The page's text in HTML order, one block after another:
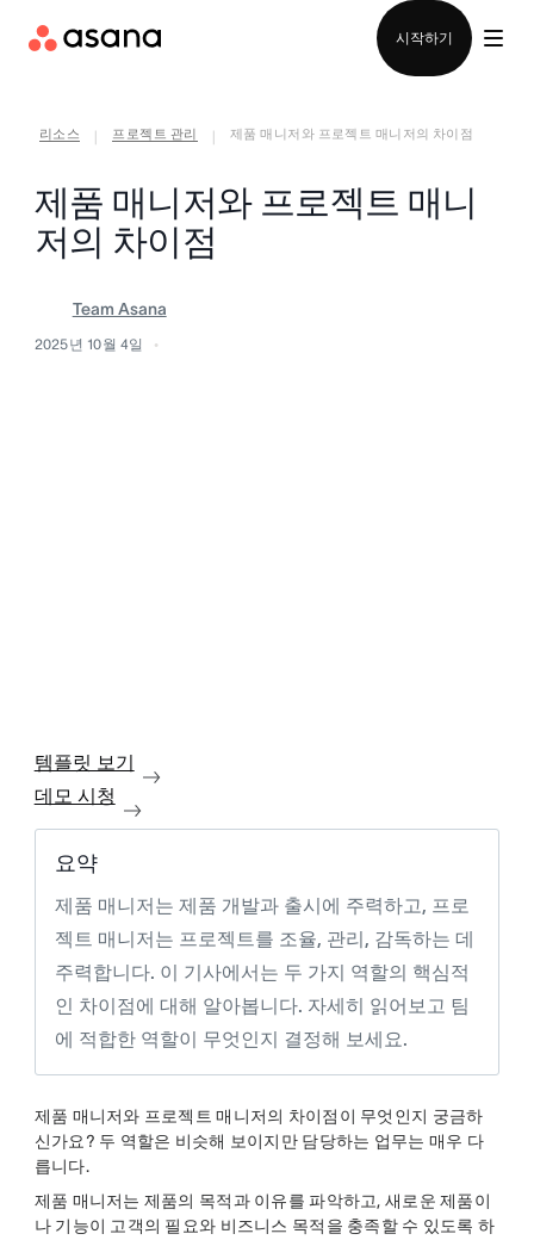
시작하기
리소스 프로젝트 관리 제품 매니저와 프로젝트 매니저의 차이점
제품 매니저와 프로젝트 매니
저의 차이점
Team Asana
2025년 10월 4일
템플릿 보기
데모 시청
요약
제품 매니저는 제품 개발과 출시에 주력하고, 프로
젝트 매니저는 프로젝트를 조율, 관리, 감독하는 데
주력합니다. 이 기사에서는 두 가지 역할의 핵심적
인 차이점에 대해 알아봅니다. 자세히 읽어보고 팀
에 적합한 역할이 무엇인지 결정해 보세요.
제품 매니저와 프로젝트 매니저의 차이점이 무엇인지 궁금하
신가요? 두 역할은 비슷해 보이지만 담당하는 업무는 매우 다
릅니다.
제품 매니저는 제품의 목적과 이유를 파악하고, 새로운 제품이
나 기능이 고객의 필요와 비즈니스 목적을 충족할 수 있도록 하